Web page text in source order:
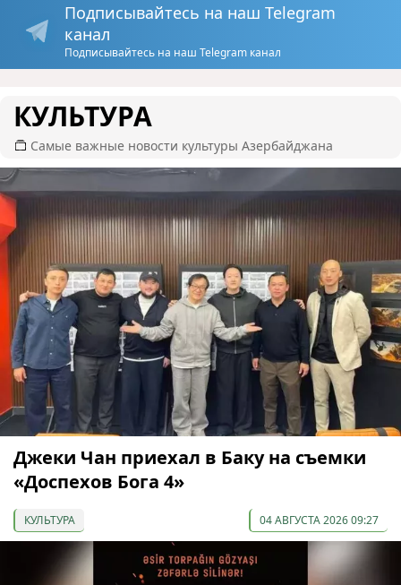
Подписывайтесь на наш Telegram
канал
Подписывайтесь на наш Telegram канал
КУЛЬТУРА
Самые важные новости культуры Азербайджана
Джеки Чан приехал в Баку на съемки
«Доспехов Бога 4»
КУЛЬТУРА 04 АВГУСТА 2026 09:27